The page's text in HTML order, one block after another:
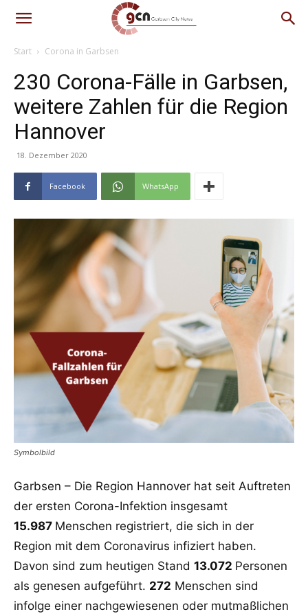
Start Corona in Garbsen
230 Corona-Fälle in Garbsen,
weitere Zahlen für die Region
Hannover
18. Dezember 2020
Facebook WhatsApp
Symbolbild
Garbsen – Die Region Hannover hat seit Auftreten
der ersten Corona-Infektion insgesamt
15.987 Menschen registriert, die sich in der
Region mit dem Coronavirus infiziert haben.
Davon sind zum heutigen Stand 13.072 Personen
als genesen aufgeführt. 272 Menschen sind
infolge einer nachgewiesenen oder mutmaßlichen